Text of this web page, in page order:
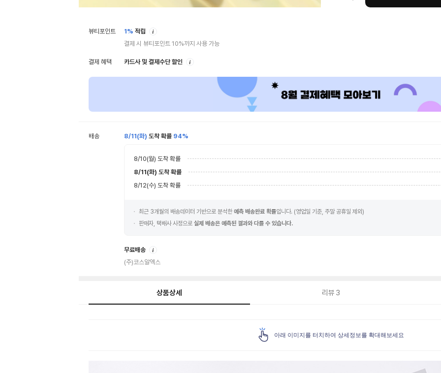
뷰티포인트 1% 적립
결제 시 뷰티포인트 10%까지 사용 가능
결제 혜택 카드사 및 결제수단 할인
배송 8/11(화) 도착 확률 94%
8/10(월) 도착 확률
8/11(화) 도착 확률
8/12(수) 도착 확률
최근 3개월의 배송데이터 기반으로 분석한 예측 배송완료 확률입니다. (영업일 기준, 주말 공휴일 제외)
판매자, 택배사 사정으로 실제 배송은 예측된 결과와 다를 수 있습니다.
무료배송
(주)코스알엑스
상품상세 리뷰 3
아래 이미지를 터치하여 상세정보를 확대해보세요